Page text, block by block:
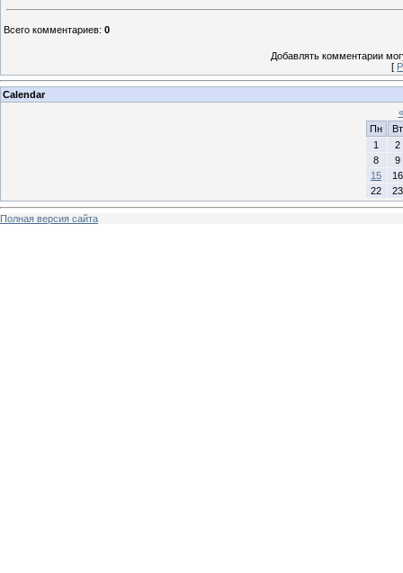
Всего комментариев: 0
Добавлять комментарии
[
Calendar
«
Пн
Вт
1
2
8
9
15
16
22
23
Полная версия сайта